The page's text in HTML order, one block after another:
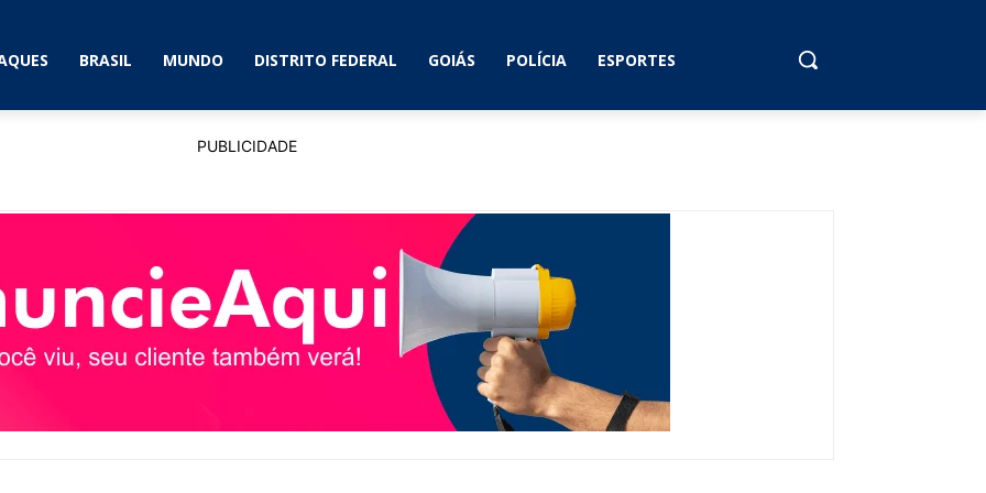
BRASIL MUNDO DISTRITO FEDERAL GOIÁS POLÍCIA ESPORTES
PUBLICIDADE